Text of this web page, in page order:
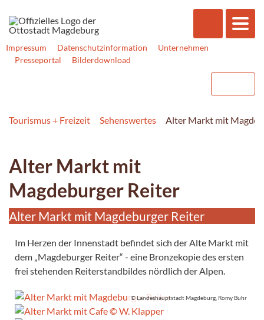
Impressum Datenschutzinformation
Unternehmen
Presseportal
Bilderdownload
Tourismus + Freizeit Sehenswertes Alter Markt mit
Alter Markt mit
Magdeburger Reiter
Alter Markt mit Magdeburger Reiter
Im Herzen der Innenstadt befindet sich der Alte Markt mit
dem „Magdeburger Reiter“ - eine Bronzekopie des ersten
frei stehenden Reiterstandbildes nördlich der Alpen.
© Landeshauptstadt Magdeburg, Romy Buhr